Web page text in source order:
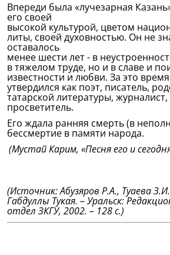
Впереди была «лучезарная
его своей
высокой культурой, цветом
литы, своей духовностью. Он не
оставалось
менее шести лет - в
в тяжелом труде, но и в славе и
известности и любви. За это
утвердился как поэт, писатель,
татарской литературы,
просветитель.
Его ждала ранняя смерть (в
бессмертие в памяти народа.
(Мустай Карим, «Песня его и
(Источник: Абузяров Р.А., Туаева
Габдуллы Тукая. – Уральск:
отдел ЗКГУ, 2002. – 128 с.)